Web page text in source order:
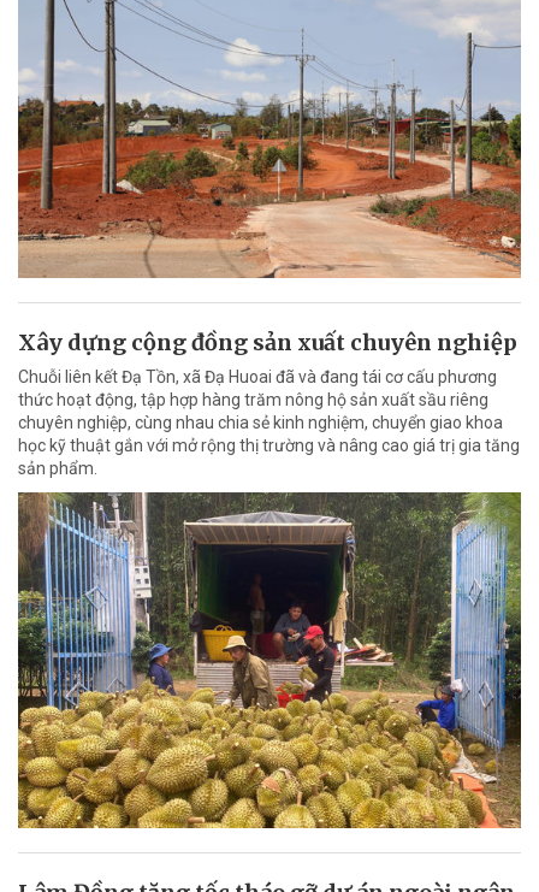
Xây dựng cộng đồng sản xuất chuyên nghiệp
Chuỗi liên kết Đạ Tồn, xã Đạ Huoai đã và đang tái cơ cấu phương
thức hoạt động, tập hợp hàng trăm nông hộ sản xuất sầu riêng
chuyên nghiệp, cùng nhau chia sẻ kinh nghiệm, chuyển giao khoa
học kỹ thuật gắn với mở rộng thị trường và nâng cao giá trị gia tăng
sản phẩm.